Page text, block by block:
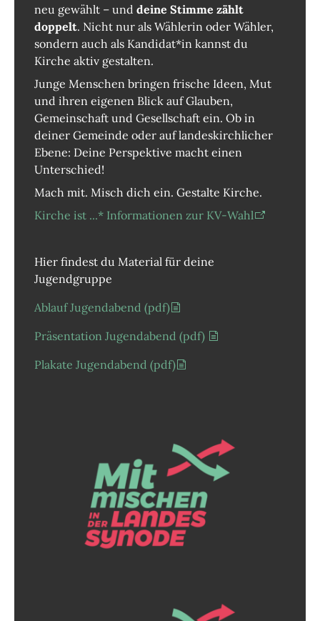
neu gewählt – und deine Stimme zählt
doppelt. Nicht nur als Wählerin oder Wähler,
sondern auch als Kandidat*in kannst du
Kirche aktiv gestalten.
Junge Menschen bringen frische Ideen, Mut
und ihren eigenen Blick auf Glauben,
Gemeinschaft und Gesellschaft ein. Ob in
deiner Gemeinde oder auf landeskirchlicher
Ebene: Deine Perspektive macht einen
Unterschied!
Mach mit. Misch dich ein. Gestalte Kirche.
Kirche ist ...* Informationen zur KV-Wahl
Hier findest du Material für deine
Jugendgruppe
Ablauf Jugendabend (pdf)
Präsentation Jugendabend (pdf)
Plakate Jugendabend (pdf)